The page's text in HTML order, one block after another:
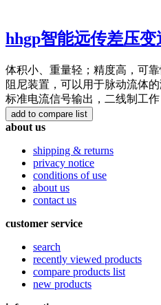
hhgp智能远传差压变
体积小、重量轻；精度高，可
阻尼装置，可以用于脉动流体
标准电流信号输出，二线制工
about us
shipping & returns
privacy notice
conditions of use
about us
contact us
customer service
search
recently viewed products
compare products list
new products